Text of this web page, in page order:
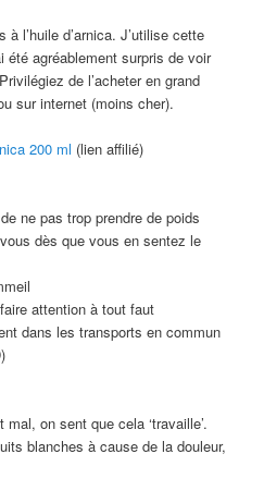
à l’huile d’arnica. J’utilise cette
été agréablement surpris de voir
de l’acheter en grand
sur internet (moins cher).
200 ml (lien affilié)
ne pas trop prendre de poids
dès que vous en sentez le
attention à tout faut
dans les transports en commun
on sent que cela ‘travaille’.
blanches à cause de la douleur,